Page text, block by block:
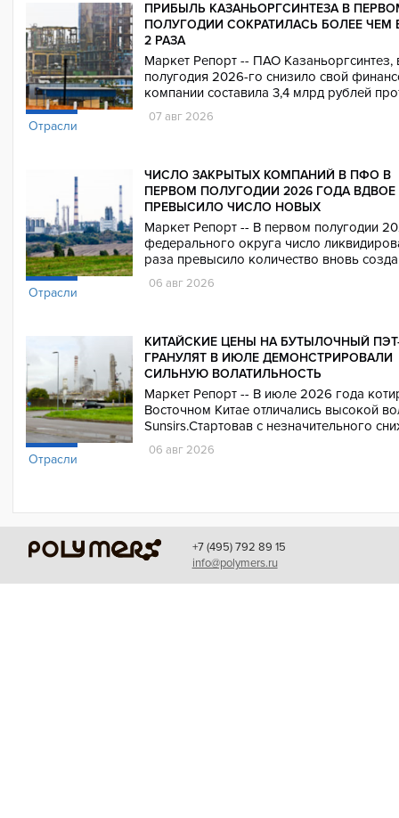
Отрасли
ПРИБЫЛЬ КАЗАНЬОРГСИНТЕЗА В
ПОЛУГОДИИ СОКРАТИЛАСЬ БОЛЕЕ ЧЕМ
2 РАЗА
Маркет Репорт -- ПАО
полугодия 2026-го снизило свой
компании составила 3,4 млрд рублей
07 авг 2026
Отрасли
ЧИСЛО ЗАКРЫТЫХ КОМПАНИЙ В ПФО В
ПЕРВОМ ПОЛУГОДИИ 2026 ГОДА ВДВОЕ
ПРЕВЫСИЛО ЧИСЛО НОВЫХ
Маркет Репорт -- В первом полугодии
федерального округа число
раза превысило количество вновь
06 авг 2026
Отрасли
КИТАЙСКИЕ ЦЕНЫ НА БУТЫЛОЧНЫЙ
ГРАНУЛЯТ В ИЮЛЕ ДЕМОНСТРИРОВАЛИ
СИЛЬНУЮ ВОЛАТИЛЬНОСТЬ
Маркет Репорт -- В июле 2026 года
Восточном Китае отличались высокой
Sunsirs.Стартовав с незначительного
06 авг 2026
+7 (495) 792 89 15
info@polymers.ru